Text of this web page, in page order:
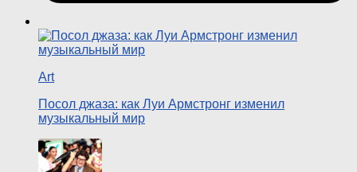
Art
Посол джаза: как Луи Армстронг изменил
музыкальный мир